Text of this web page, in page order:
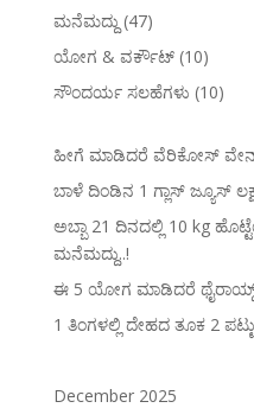
ಮನೆಮದ್ದು (47)
ಯೋಗ & ವರ್ಕೌಟ್(10)
ಸೌಂದರ್ಯ ಸಲಹೆಗಳು (10)
ಹೀಗೆ ಮಾಡಿದರೆ ವೆರಿಕೋಸ್‌
ಬಾಳೆ ದಿಂಡಿನ 1 ಗ್ಲಾಸ್ ಜ್ಯೂಸ್
ಅಬ್ಬಾ 21 ದಿನದಲ್ಲಿ 10 kg
ಮನೆಮದ್ದು..!
ಈ 5 ಯೋಗ ಮಾಡಿದರೆ ಥೈರಾಯ್ಡ್‌
1 ತಿಂಗಳಲ್ಲಿ ದೇಹದ ತೂಕ 2 ಪಟ್ಟು
December 2025